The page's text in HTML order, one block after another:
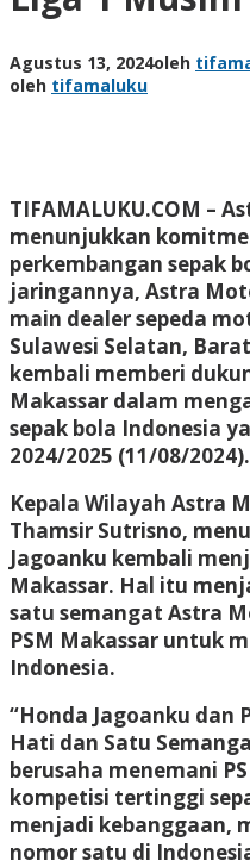
Agustus 13, 2024oleh
oleh tifamaluku
TIFAMALUKU.COM –
menunjukkan
perkembangan sepak
jaringannya, Astra
main dealer sepeda
Sulawesi Selatan,
kembali memberi
Makassar dalam
sepak bola Indonesia
2024/2025 (11/08/2024).
Kepala Wilayah Astra
Thamsir Sutrisno,
Jagoanku kembali
Makassar. Hal itu
satu semangat Astra
PSM Makassar untuk
Indonesia.
“Honda Jagoanku dan
Hati dan Satu
berusaha menemani
kompetisi tertinggi
menjadi kebanggaan,
nomor satu di